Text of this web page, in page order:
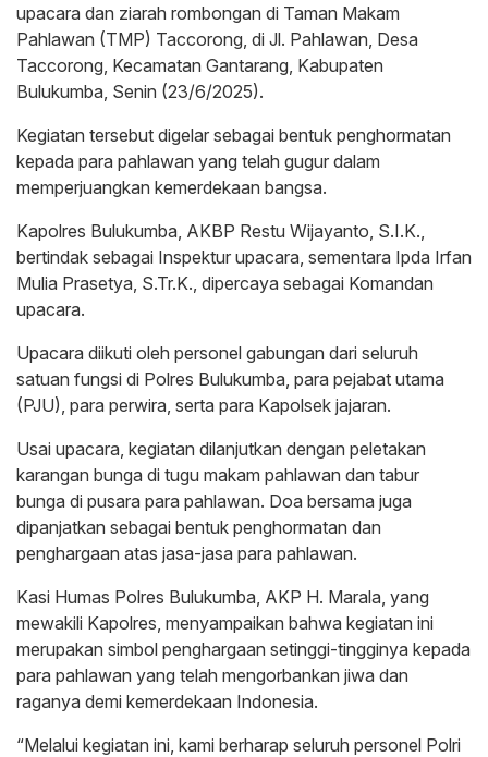
upacara dan ziarah rombongan di Taman Makam
Pahlawan (TMP) Taccorong, di Jl. Pahlawan, Desa
Taccorong, Kecamatan Gantarang, Kabupaten
Bulukumba, Senin (23/6/2025).
Kegiatan tersebut digelar sebagai bentuk penghormatan
kepada para pahlawan yang telah gugur dalam
memperjuangkan kemerdekaan bangsa.
Kapolres Bulukumba, AKBP Restu Wijayanto, S.I.K.,
bertindak sebagai Inspektur upacara, sementara Ipda Irfan
Mulia Prasetya, S.Tr.K., dipercaya sebagai Komandan
upacara.
Upacara diikuti oleh personel gabungan dari seluruh
satuan fungsi di Polres Bulukumba, para pejabat utama
(PJU), para perwira, serta para Kapolsek jajaran.
Usai upacara, kegiatan dilanjutkan dengan peletakan
karangan bunga di tugu makam pahlawan dan tabur
bunga di pusara para pahlawan. Doa bersama juga
dipanjatkan sebagai bentuk penghormatan dan
penghargaan atas jasa-jasa para pahlawan.
Kasi Humas Polres Bulukumba, AKP H. Marala, yang
mewakili Kapolres, menyampaikan bahwa kegiatan ini
merupakan simbol penghargaan setinggi-tingginya kepada
para pahlawan yang telah mengorbankan jiwa dan
raganya demi kemerdekaan Indonesia.
“Melalui kegiatan ini, kami berharap seluruh personel Polri